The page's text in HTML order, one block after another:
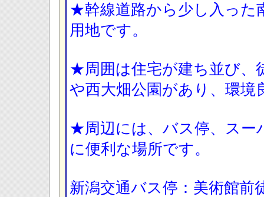
★幹線道路から少し入った
用地です。
★周囲は住宅が建ち並び、
や西大畑公園があり、環境
★周辺には、バス停、スー
に便利な場所です。
新潟交通バス停：美術館